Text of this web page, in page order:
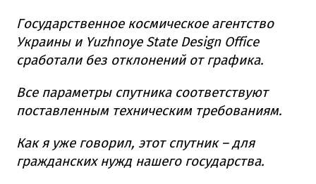
Государственное космическое агентство
Украины и Yuzhnoye State Design Office
сработали без отклонений от графика.
Все параметры спутника соответствуют
поставленным техническим требованиям.
Как я уже говорил, этот спутник – для
гражданских нужд нашего государства.